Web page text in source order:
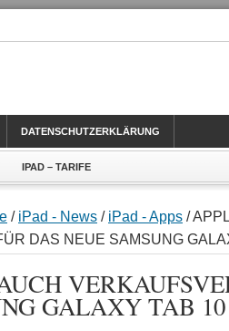
DATENSCHUTZERKLÄRUNG
IPAD – TARIFE
/ iPad - News / iPad - Apps /
DAS NEUE SAMSUNG
GALAXY TAB